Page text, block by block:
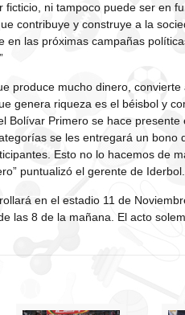
ni tampoco puede ser en
contribuye y construye a la
en las próximas campañas
produce mucho dinero,
genera riqueza es el béisbol y
Bolívar Primero se hace
se les entregará un
Esto no lo hacemos de
puntualizó el gerente de Iderbol.
en el estadio 11 de
las 8 de la mañana. El acto